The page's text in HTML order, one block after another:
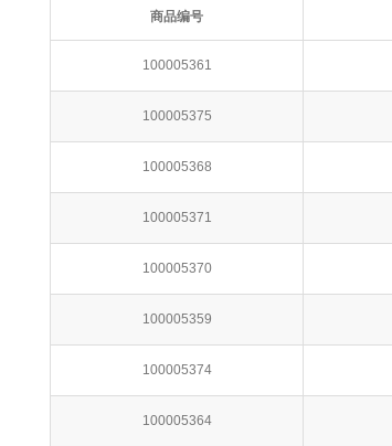
商品编号
100005361
100005375
100005368
100005371
100005370
100005359
100005374
100005364